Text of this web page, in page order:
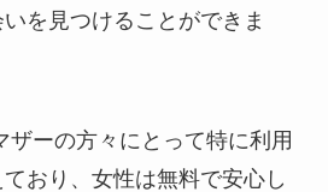
を見つけることができま
ザーの方々にとって特に利用
おり、女性は無料で安心し